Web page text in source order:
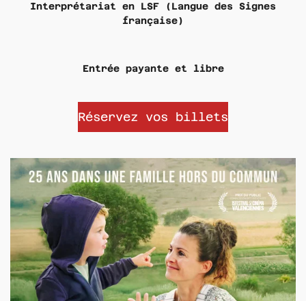
Interprétariat en LSF (Langue des Signes
française)
Entrée payante et libre
Réservez vos billets